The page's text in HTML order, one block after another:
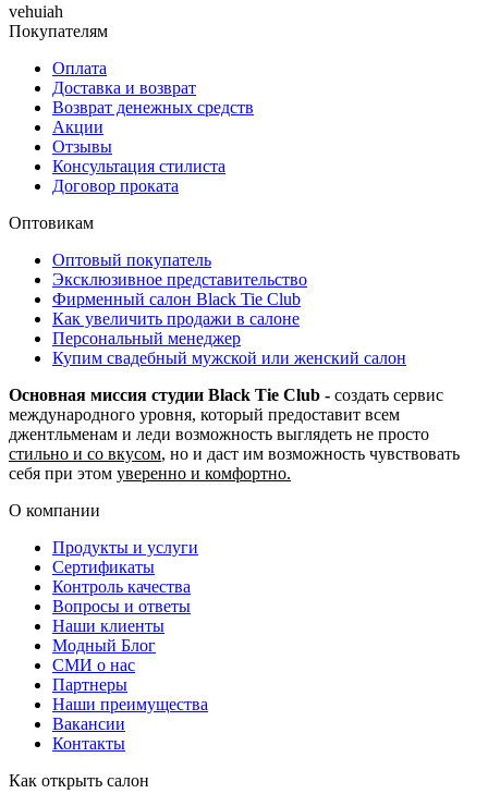
vehuiah
Покупателям
Оплата
Доставка и возврат
Возврат денежных средств
Акции
Отзывы
Консультация стилиста
Договор проката
Оптовикам
Оптовый покупатель
Эксклюзивное представительство
Фирменный салон Black Tie Club
Как увеличить продажи в салоне
Персональный менеджер
Купим свадебный мужской или женский салон
Основная миссия студии Black Tie Club - создать сервис
международного уровня, который предоставит всем
джентльменам и леди возможность выглядеть не просто
стильно и со вкусом, но и даст им возможность чувствовать
себя при этом уверенно и комфортно.
О компании
Продукты и услуги
Сертификаты
Контроль качества
Вопросы и ответы
Наши клиенты
Модный Блог
СМИ о нас
Партнеры
Наши преимущества
Вакансии
Контакты
Как открыть салон